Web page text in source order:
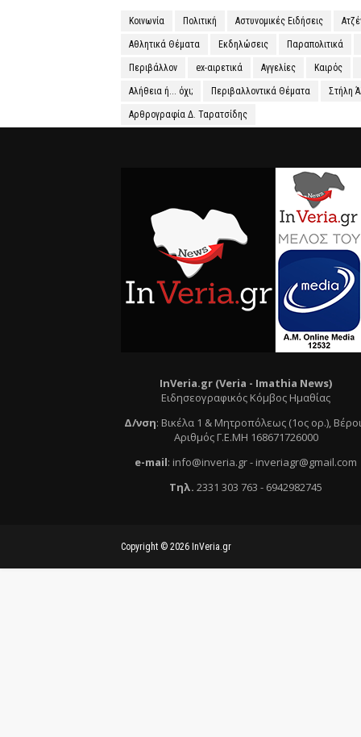
Κοινωνία Πολιτική Αστυνομικές Ειδήσεις
Αθλητικά Θέματα Εκδηλώσεις Παραπολιτικά
Περιβάλλον ex-αιρετικά Αγγελίες Καιρός
Αλήθεια ή... όχι; Περιβαλλοντικά Θέματα Στήλη
Αρθρογραφία Δ. Ταρατσίδης
InVeria.gr (Veria - Ιmathia News)
Ειδησεογραφικός Κόμβος Ημαθίας
Δ/νση: Βικέλα 1 & Μητροπόλεως (1ος ορ.),
Αριθμός Γ.Ε.ΜΗ 168671726000
e-mail: info@inveria.gr- inveriagr@gmail.com
Τηλ. 2331 303 763 - 6942982745
Copyright © 2026 InVeria.gr